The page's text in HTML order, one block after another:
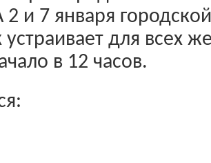
и 7 января
устраивает для всех
в 12 часов.